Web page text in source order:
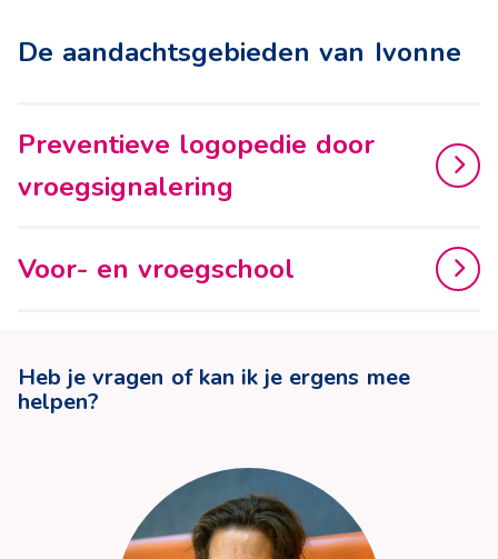
De aandachtsgebieden van Ivonne
Preventieve logopedie door
vroegsignalering
Voor- en vroegschool
Heb je vragen of kan ik je ergens mee
helpen?